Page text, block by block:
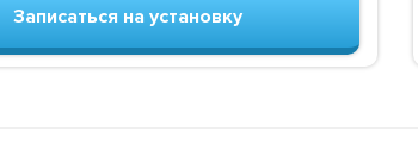
Записаться на установку